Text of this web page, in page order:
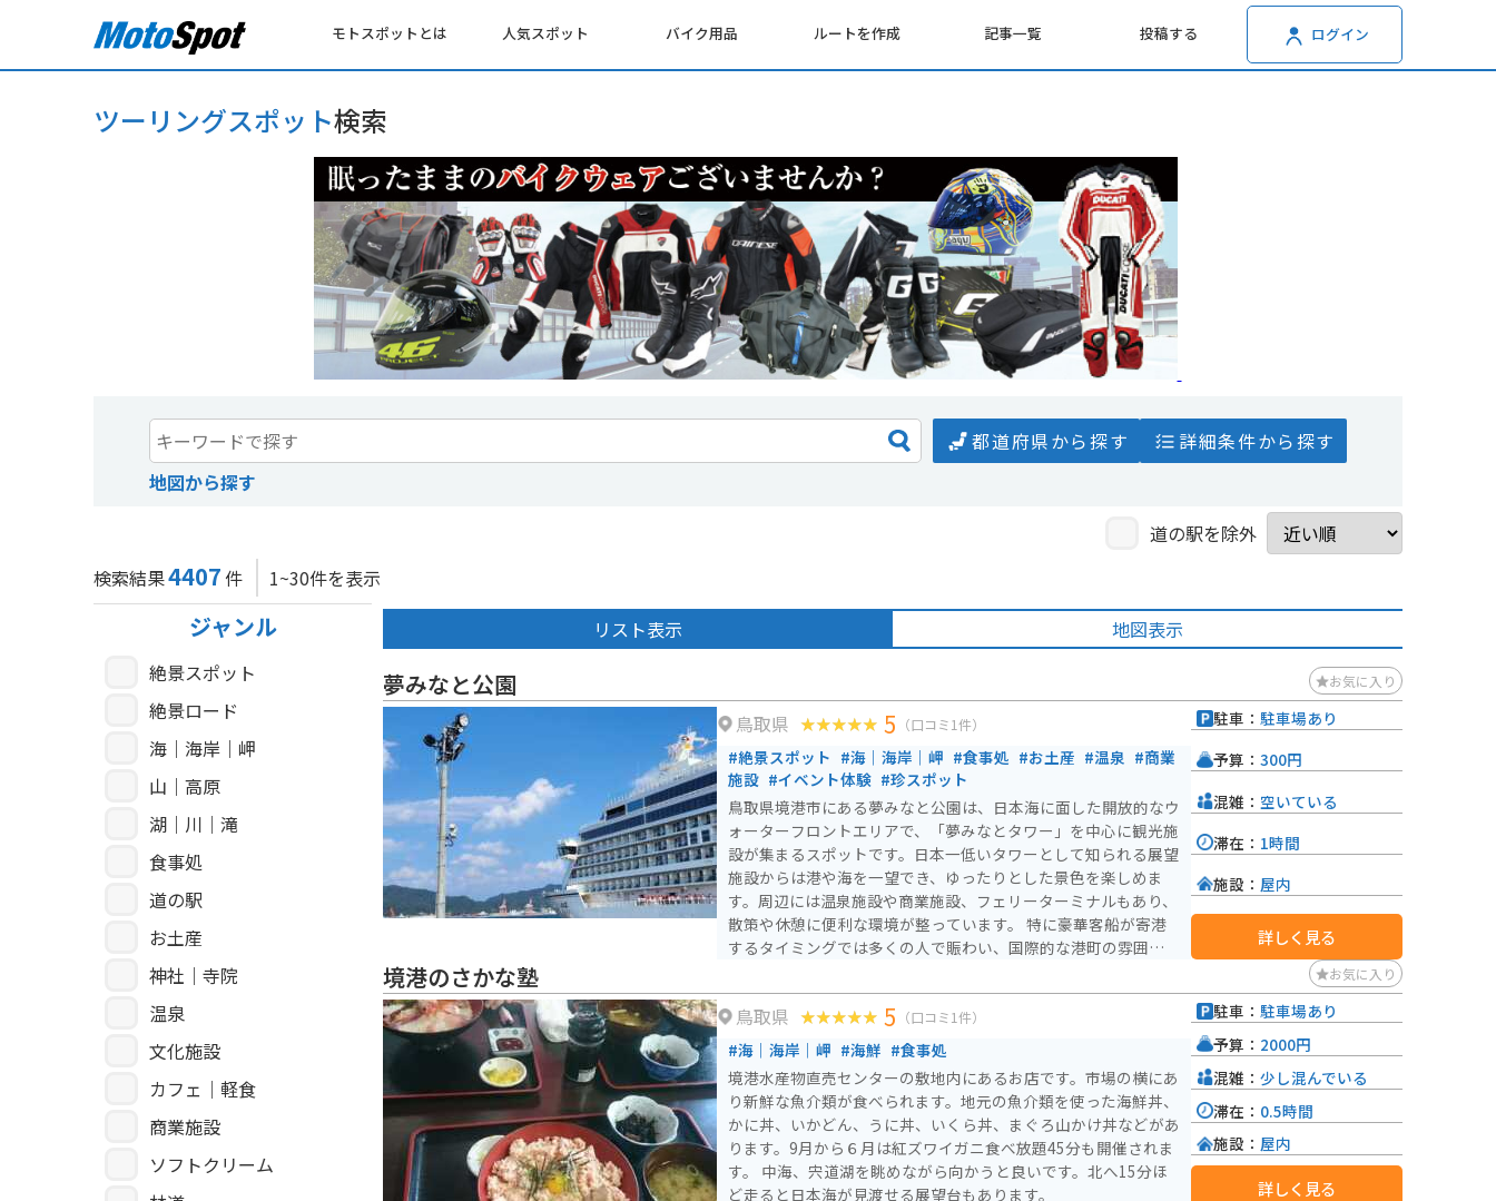
モトスポットとは 人気スポット バイク用品 ルートを作成 記事一覧 投稿する ログイン
ツーリングスポット検索
都道府県から探す
詳細条件から探す
地図から探す
道の駅を除外
検索結果4407件 1~30件を表示
ジャンル
絶景スポット
絶景ロード
海｜海岸｜岬
山｜高原
湖｜川｜滝
食事処
道の駅
お土産
神社｜寺院
温泉
文化施設
カフェ｜軽食
商業施設
ソフトクリーム
リスト表示 地図表示
夢みなと公園 お気に入り
鳥取県 5 （口コミ1件）
#絶景スポット #海｜海岸｜岬 #食事処 #お土産 #温泉 #商業
施設 #イベント体験 #珍スポット
鳥取県境港市にある夢みなと公園は、日本海に面した開放的なウ
ォーターフロントエリアで、「夢みなとタワー」を中心に観光施
設が集まるスポットです。日本一低いタワーとして知られる展望
施設からは港や海を一望でき、ゆったりとした景色を楽しめま
す。周辺には温泉施設や商業施設、フェリーターミナルもあり、
散策や休憩に便利な環境が整っています。 特に豪華客船が寄港
するタイミングでは多くの人で賑わい、国際的な港町の雰囲気を
り、バイクでの立ち寄りにも適しており、ツーリングの休憩や景
色を楽しむスポットとしてもおすすめです。
駐車： 駐車場あり
予算： 300円
混雑： 空いている
滞在： 1時間
施設： 屋内
詳しく見る
境港のさかな塾 お気に入り
鳥取県 5 （口コミ1件）
#海｜海岸｜岬 #海鮮 #食事処
境港水産物直売センターの敷地内にあるお店です。市場の横にあ
り新鮮な魚介類が食べられます。地元の魚介類を使った海鮮丼、
かに丼、いかどん、うに丼、いくら丼、まぐろ山かけ丼などがあ
ります。9月から６月は紅ズワイガニ食べ放題45分も開催されま
す。 中海、宍道湖を眺めながら向かうと良いです。北へ15分ほ
ど走ると日本海が見渡せる展望台もあります。
駐車： 駐車場あり
予算： 2000円
混雑： 少し混んでいる
滞在： 0.5時間
施設： 屋内
詳しく見る